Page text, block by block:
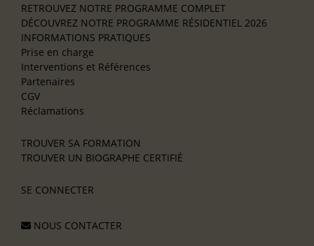
RETROUVEZ NOTRE PROGRAMME COMPLET
DÉCOUVREZ NOTRE PROGRAMME RÉSIDENTIEL 2026
INFORMATIONS PRATIQUES
Prise en charge
Interventions et Références
Partenaires
CGV
Réclamations
TROUVER SA FORMATION
TROUVER UN BIOGRAPHE CERTIFIÉ
SE CONNECTER
NOUS CONTACTER